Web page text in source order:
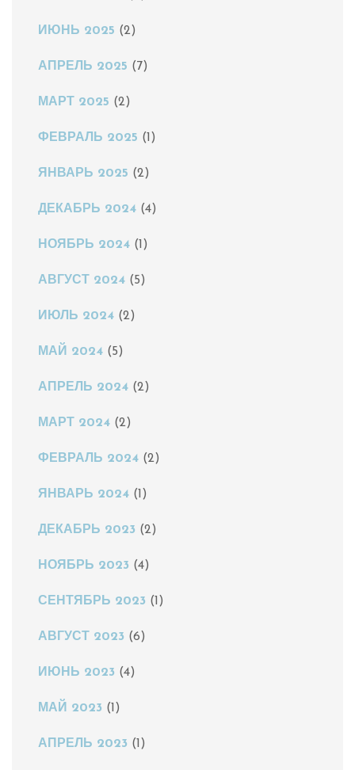
ИЮНЬ 2025 (2)
АПРЕЛЬ 2025 (7)
МАРТ 2025 (2)
ФЕВРАЛЬ 2025 (1)
ЯНВАРЬ 2025 (2)
ДЕКАБРЬ 2024 (4)
НОЯБРЬ 2024 (1)
АВГУСТ 2024 (5)
ИЮЛЬ 2024 (2)
МАЙ 2024 (5)
АПРЕЛЬ 2024 (2)
МАРТ 2024 (2)
ФЕВРАЛЬ 2024 (2)
ЯНВАРЬ 2024 (1)
ДЕКАБРЬ 2023 (2)
НОЯБРЬ 2023 (4)
СЕНТЯБРЬ 2023 (1)
АВГУСТ 2023 (6)
ИЮНЬ 2023 (4)
МАЙ 2023 (1)
АПРЕЛЬ 2023 (1)